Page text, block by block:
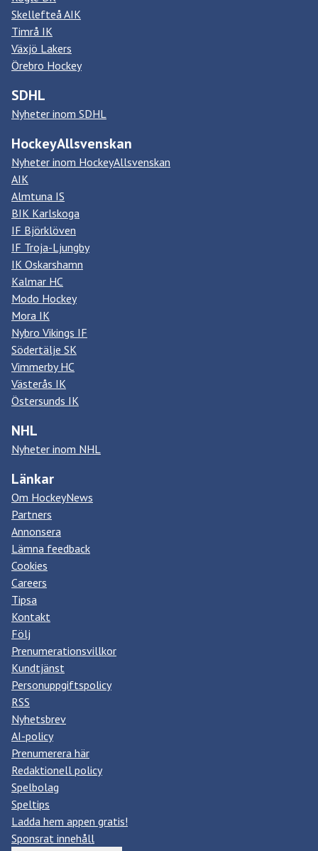
Skellefteå AIK
Timrå IK
Växjö Lakers
Örebro Hockey
SDHL
Nyheter inom SDHL
HockeyAllsvenskan
Nyheter inom HockeyAllsvenskan
AIK
Almtuna IS
BIK Karlskoga
IF Björklöven
IF Troja-Ljungby
IK Oskarshamn
Kalmar HC
Modo Hockey
Mora IK
Nybro Vikings IF
Södertälje SK
Vimmerby HC
Västerås IK
Östersunds IK
NHL
Nyheter inom NHL
Länkar
Om HockeyNews
Partners
Annonsera
Lämna feedback
Cookies
Careers
Tipsa
Kontakt
Följ
Prenumerationsvillkor
Kundtjänst
Personuppgiftspolicy
RSS
Nyhetsbrev
AI-policy
Prenumerera här
Redaktionell policy
Spelbolag
Speltips
Ladda hem appen gratis!
Sponsrat innehåll